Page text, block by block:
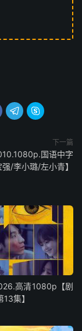
 
下一篇
国语中字
强/李小璐/左小青】
高清1080p【剧
集】